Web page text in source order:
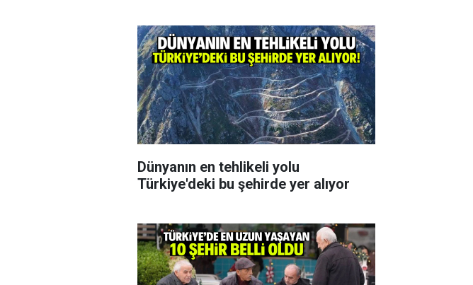
Dünyanın en tehlikeli yolu
Türkiye'deki bu şehirde yer alıyor